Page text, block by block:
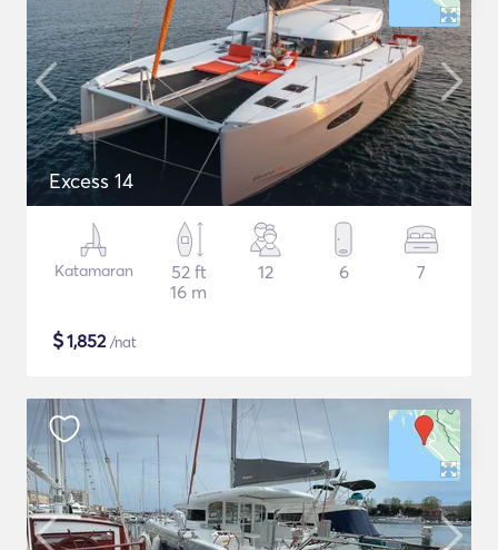
Excess 14
Katamaran
52 ft
16 m
12 6 7
$1,852/nat